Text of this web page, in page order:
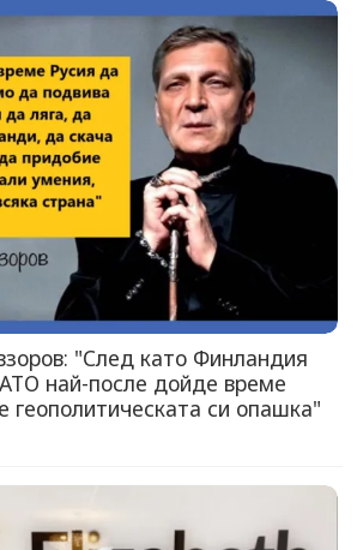
"След като Финландия
най-после дойде време
геополитическата си опашка"